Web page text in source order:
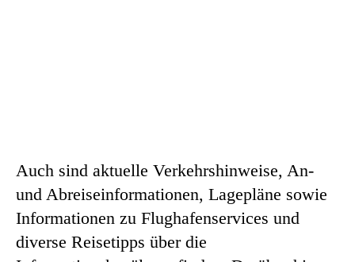
Auch sind aktuelle Verkehrshinweise, An-
und Abreiseinformationen, Lagepläne sowie
Informationen zu Flughafenservices und
diverse Reisetipps über die